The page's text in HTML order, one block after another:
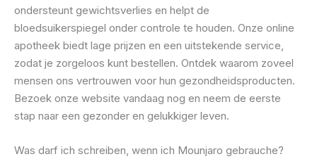
ondersteunt gewichtsverlies en helpt de
bloedsuikerspiegel onder controle te houden. Onze online
apotheek biedt lage prijzen en een uitstekende service,
zodat je zorgeloos kunt bestellen. Ontdek waarom zoveel
mensen ons vertrouwen voor hun gezondheidsproducten.
Bezoek onze website vandaag nog en neem de eerste
stap naar een gezonder en gelukkiger leven.
Was darf ich schreiben, wenn ich Mounjaro gebrauche?